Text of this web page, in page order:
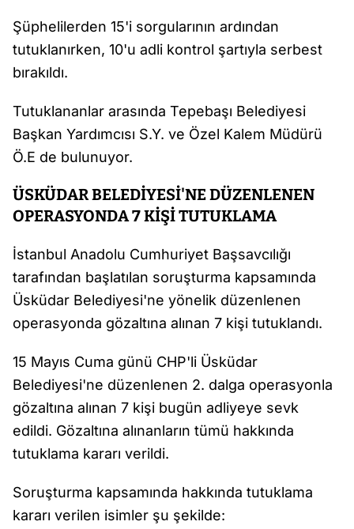
Şüphelilerden 15'i sorgularının ardından
tutuklanırken, 10'u adli kontrol şartıyla serbest
bırakıldı.
Tutuklananlar arasında Tepebaşı Belediyesi
Başkan Yardımcısı S.Y. ve Özel Kalem Müdürü
Ö.E de bulunuyor.
ÜSKÜDAR BELEDİYESİ'NE DÜZENLENEN
OPERASYONDA 7 KİŞİ TUTUKLAMA
İstanbul Anadolu Cumhuriyet Başsavcılığı
tarafından başlatılan soruşturma kapsamında
Üsküdar Belediyesi'ne yönelik düzenlenen
operasyonda gözaltına alınan 7 kişi tutuklandı.
15 Mayıs Cuma günü CHP'li Üsküdar
Belediyesi'ne düzenlenen 2. dalga operasyonla
gözaltına alınan 7 kişi bugün adliyeye sevk
edildi. Gözaltına alınanların tümü hakkında
tutuklama kararı verildi.
Soruşturma kapsamında hakkında tutuklama
kararı verilen isimler şu şekilde: